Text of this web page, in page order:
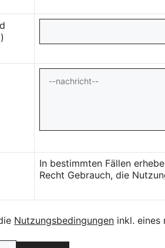
In bestimmten Fällen
Recht Gebrauch, die
Nutzungsbedingungen inkl. eines